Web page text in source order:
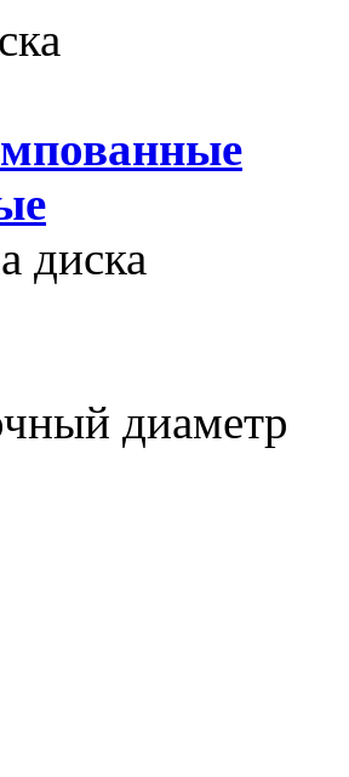
диска
диаметр